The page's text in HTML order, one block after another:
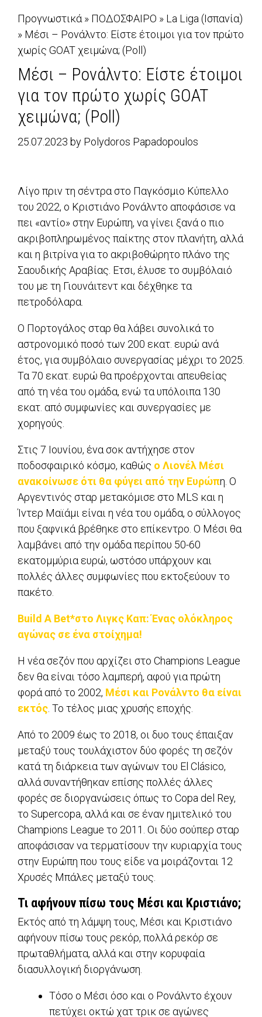
Προγνωστικά » ΠΟΔΟΣΦΑΙΡΟ » La Liga (Ισπανία)
» Μέσι – Ρονάλντο: Είστε έτοιμοι για τον πρώτο
χωρίς GOAT χειμώνα; (Poll)
Μέσι – Ρονάλντο: Είστε έτοιμοι
για τον πρώτο χωρίς GOAT
χειμώνα; (Poll)
25.07.2023 by Polydoros Papadopoulos
Λίγο πριν τη σέντρα στο Παγκόσμιο Κύπελλο
του 2022, ο Κριστιάνο Ρονάλντο αποφάσισε να
πει «αντίο» στην Ευρώπη, να γίνει ξανά ο πιο
ακριβοπληρωμένος παίκτης στον πλανήτη, αλλά
και η βιτρίνα για το ακριβοθώρητο πλάνο της
Σαουδικής Αραβίας. Ετσι, έλυσε το συμβόλαιό
του με τη Γιουνάιτεντ και δέχθηκε τα
πετροδόλαρα.
O Πορτογάλος σταρ θα λάβει συνολικά το
αστρονομικό ποσό των 200 εκατ. ευρώ ανά
έτος, για συμβόλαιο συνεργασίας μέχρι το 2025.
Τα 70 εκατ. ευρώ θα προέρχονται απευθείας
από τη νέα του ομάδα, ενώ τα υπόλοιπα 130
εκατ. από συμφωνίες και συνεργασίες με
χορηγούς.
Στις 7 Ιουνίου, ένα σοκ αντήχησε στον
ποδοσφαιρικό κόσμο, καθώς ο Λιονέλ Μέσι
ανακοίνωσε ότι θα φύγει από την Ευρώπη. Ο
Αργεντινός σταρ μετακόμισε στο MLS και η
Ίντερ Μαϊάμι είναι η νέα του ομάδα, ο σύλλογος
που ξαφνικά βρέθηκε στο επίκεντρο. O Μέσι θα
λαμβάνει από την ομάδα περίπου 50-60
εκατομμύρια ευρώ, ωστόσο υπάρχουν και
πολλές άλλες συμφωνίες που εκτοξεύουν το
πακέτο.
Build A Bet*στο Λιγκς Καπ: Ένας ολόκληρος
αγώνας σε ένα στοίχημα!
Η νέα σεζόν που αρχίζει στο Champions League
δεν θα είναι τόσο λαμπερή, αφού για πρώτη
φορά από το 2002, Μέσι και Ρονάλντο θα είναι
εκτός . Το τέλος μιας χρυσής εποχής.
Από το 2009 έως το 2018, οι δυο τους έπαιξαν
μεταξύ τους τουλάχιστον δύο φορές τη σεζόν
κατά τη διάρκεια των αγώνων του El Clásico,
αλλά συναντήθηκαν επίσης πολλές άλλες
φορές σε διοργανώσεις όπως το Copa del Rey,
το Supercopa, αλλά και σε έναν ημιτελικό του
Champions League το 2011. Οι δύο σούπερ σταρ
αποφάσισαν να τερματίσουν την κυριαρχία τους
στην Ευρώπη που τους είδε να μοιράζονται 12
Χρυσές Μπάλες μεταξύ τους.
Τι αφήνουν πίσω τους Μέσι και Κριστιάνο;
Εκτός από τη λάμψη τους, Μέσι και Κριστιάνο
αφήνουν πίσω τους ρεκόρ, πολλά ρεκόρ σε
πρωταθλήματα, αλλά και στην κορυφαία
διασυλλογική διοργάνωση.
Τόσο ο Μέσι όσο και ο Ρονάλντο έχουν
πετύχει οκτώ χατ τρικ σε αγώνες